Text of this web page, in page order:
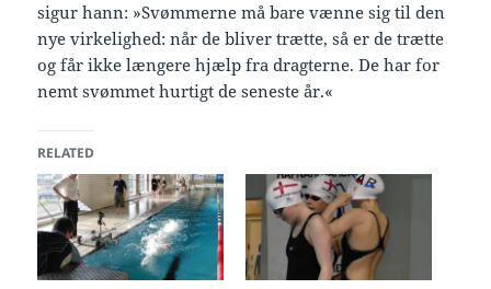
sigur hann: »Svømmerne må bare vænne sig til den
nye virkelighed: når de bliver trætte, så er de trætte
og får ikke længere hjælp fra dragterne. De har for
nemt svømmet hurtigt de seneste år.«
RELATED